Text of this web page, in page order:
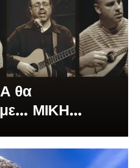
θα
ΜΙΚΗ